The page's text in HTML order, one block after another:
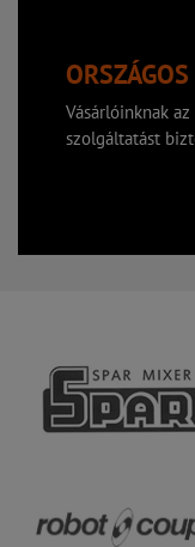
Vásárlóinknak
szolgáltatást